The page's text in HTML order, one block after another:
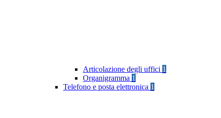
Articolazione degli uffici 1
Organigramma 1
Telefono e posta elettronica 1